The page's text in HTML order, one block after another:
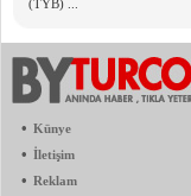
(TYB) ...
• Künye
• İletişim
• Reklam